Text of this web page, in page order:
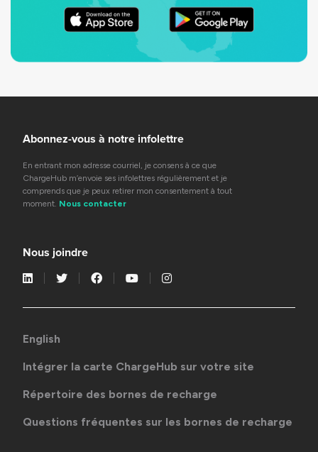
Abonnez-vous à notre infolettre
En entrant mon adresse courriel, je consens à ce que
ChargeHub m’envoie ses infolettres régulièrement et je
comprends que je peux retirer mon consentement à tout
moment. Nous contacter
Nous joindre
English
Intégrer la carte ChargeHub sur votre site
Répertoire des bornes de recharge
Questions fréquentes sur les bornes de recharge